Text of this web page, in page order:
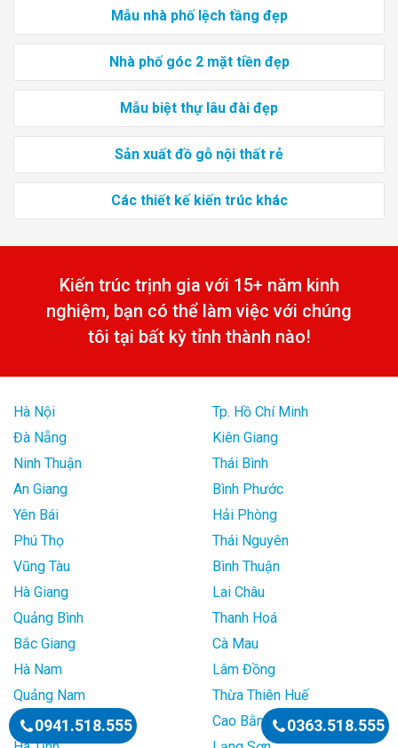
Mẫu nhà phố lệch tầng đẹp
Nhà phố góc 2 mặt tiền đẹp
Mẫu biệt thự lâu đài đẹp
Sản xuất đồ gỗ nội thất rẻ
Các thiết kế kiến trúc khác
Kiến trúc trịnh gia với 15+ năm kinh
nghiệm, bạn có thể làm việc với chúng
tôi tại bất kỳ tỉnh thành nào!
Hà Nội
Tp. Hồ Chí Minh
Đà Nẵng
Kiên Giang
Ninh Thuận
Thái Bình
An Giang
Bình Phước
Yên Bái
Hải Phòng
Phú Thọ
Thái Nguyên
Vũng Tàu
Bình Thuận
Hà Giang
Lai Châu
Quảng Bình
Thanh Hoá
Bắc Giang
Cà Mau
Hà Nam
Lâm Đồng
Quảng Nam
Thừa Thiên Huế
Bắc Cạn
Cao Bằng
0941.518.555 0363.518.555